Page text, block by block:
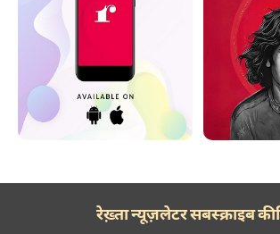
रेख़्ता न्यूज़लेटर सबस्क्राइब